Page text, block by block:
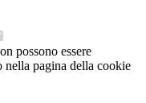
possono essere
nella pagina della cookie